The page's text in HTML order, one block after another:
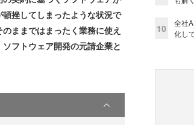
挫してしまったような状況で
ままではまったく業務に使え
フトウェア開発の元請企業と
10
全社
化し